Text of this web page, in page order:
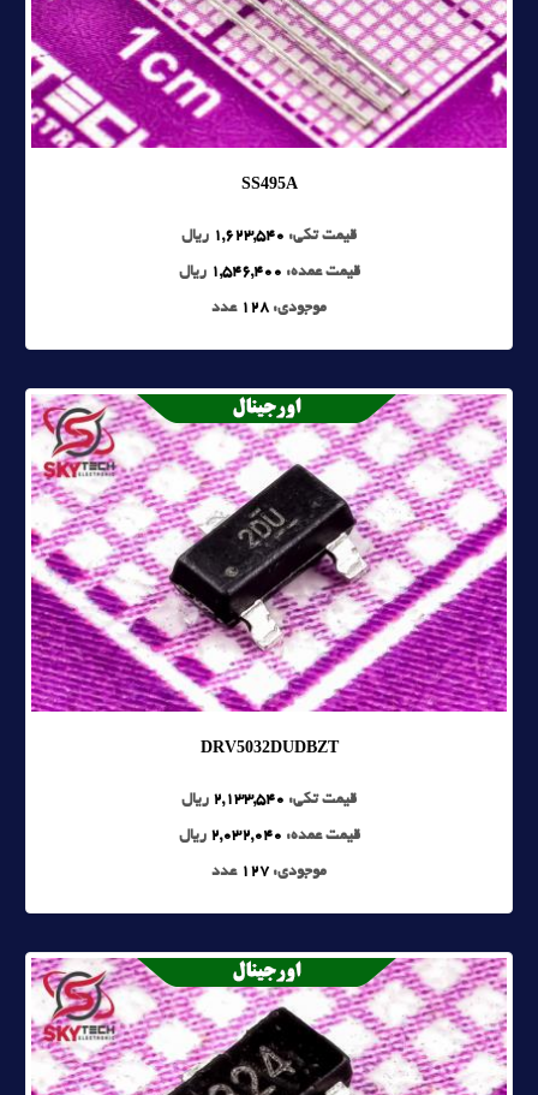
SS495A
قیمت تکی: 1,623,540 ریال
قیمت عمده: 1,546,400 ریال
موجودی: 128 عدد
DRV5032DUDBZT
قیمت تکی: 2,133,540 ریال
قیمت عمده: 2,032,040 ریال
موجودی: 127 عدد